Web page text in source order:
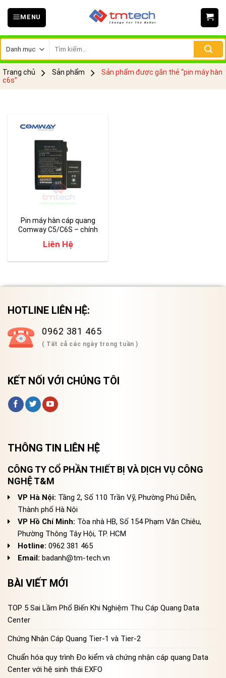
Skip
MENU
kiếm:
Trang chủ Sản phẩm
Sản phẩm được gắn thẻ “pin máy hàn
c6s”
Pin máy hàn cáp quang
Comway C5/C6S – chính
Liên Hệ
HOTLINE LIÊN HỆ:
0962 381 465
( Tất cả các ngày trong tuần )
KẾT NỐI VỚI CHÚNG TÔI
THÔNG TIN LIÊN HỆ
CÔNG TY CỔ PHẦN THIẾT BỊ VÀ DỊCH VỤ CÔNG
NGHỆ T&M
VP Hà Nội: Tầng 2, Số 110 Trần Vỹ, Phường Phú Diễn,
Thành phố Hà Nội
VP Hồ Chí Minh: Tòa nhà HB, Số 154 Phạm Văn Chiêu,
Phường Thông Tây Hội, TP. HCM
Hotline: 0962 381 465
Email: badanh@tm-tech.vn
BÀI VIẾT MỚI
TOP 5 Sai Lầm Phổ Biến Khi Nghiệm Thu Cáp Quang Data
Center
Chứng Nhận Cáp Quang Tier-1 và Tier-2
Chuẩn hóa quy trình Đo kiểm và chứng nhận cáp quang Data
Center với hệ sinh thái EXFO